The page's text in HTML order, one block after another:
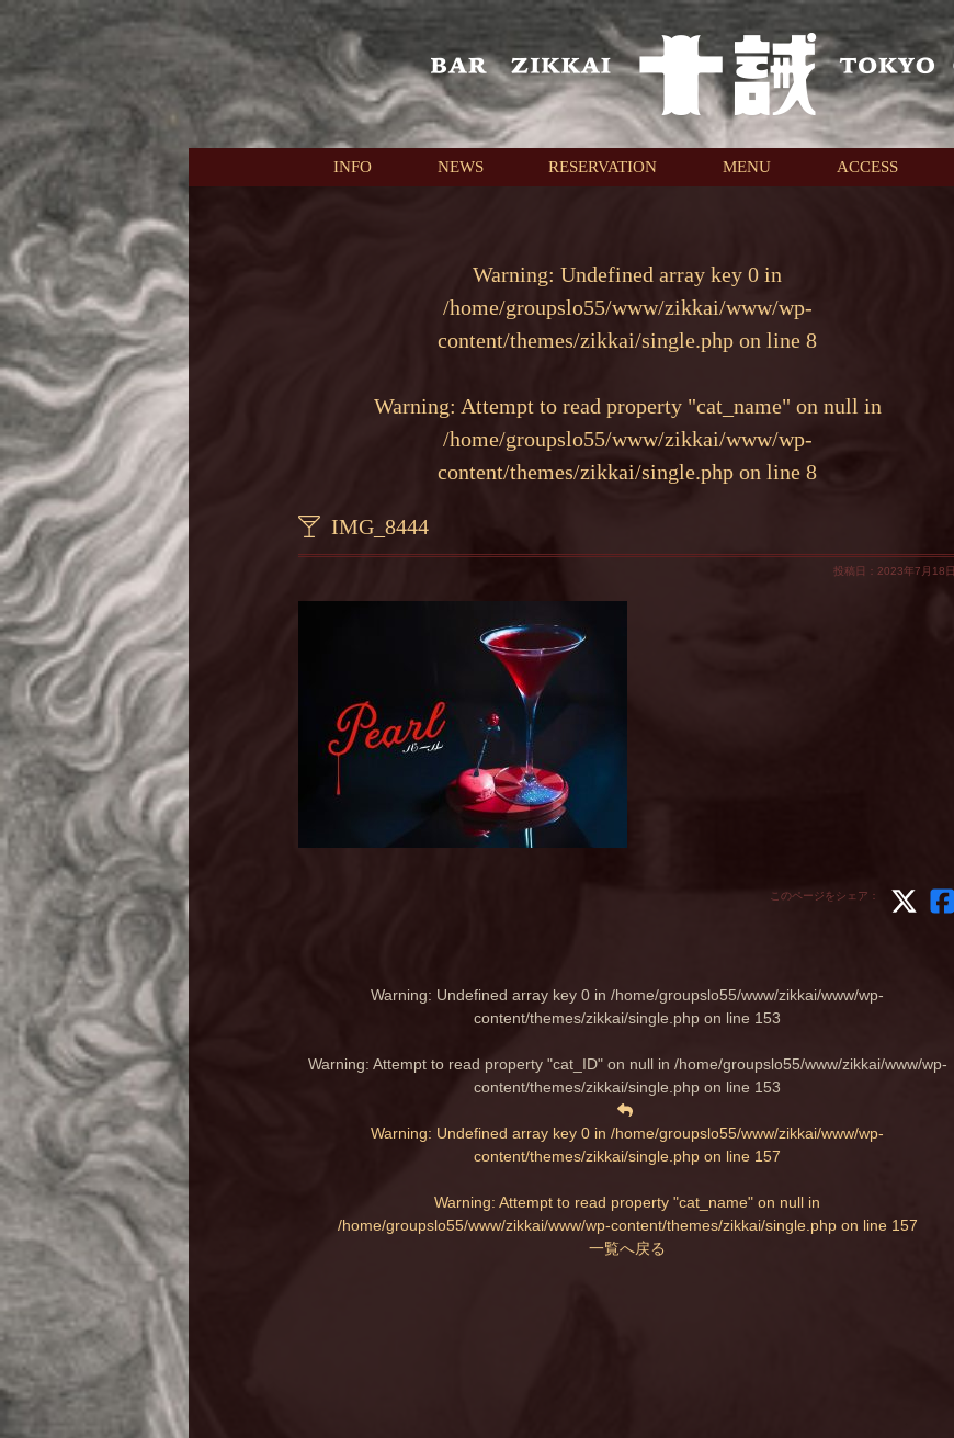
本文へスキップ
INFO NEWS RESERVATION MENU ACCESS
Warning: Undefined array key 0 in
/home/groupslo55/www/zikkai/www/wp-
content/themes/zikkai/single.php on line 8
Warning: Attempt to read property "cat_name" on null in
/home/groupslo55/www/zikkai/www/wp-
content/themes/zikkai/single.php on line 8
IMG_8444
投稿日：2023年7月18日
このページをシェア：
Warning: Undefined array key 0 in /home/groupslo55/www/zikkai/www/wp-
content/themes/zikkai/single.php on line 153
Warning: Attempt to read property "cat_ID" on null in /home/groupslo55/www/zikkai/www/wp-
content/themes/zikkai/single.php on line 153
Warning: Undefined array key 0 in /home/groupslo55/www/zikkai/www/wp-
content/themes/zikkai/single.php on line 157
Warning: Attempt to read property "cat_name" on null in
/home/groupslo55/www/zikkai/www/wp-content/themes/zikkai/single.phpon line 157
一覧へ戻る